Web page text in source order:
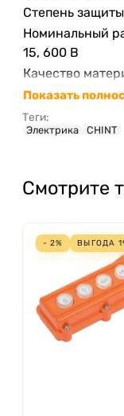
Степень
Номинальный
15, 600 В
Качество
Показать
Теги:
Электрика CHINT
Смотрите
- 2% ВЫГОДА